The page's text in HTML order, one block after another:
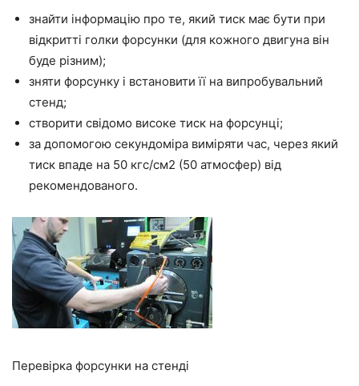
знайти інформацію про те, який тиск має бути при
відкритті голки форсунки (для кожного двигуна він
буде різним);
зняти форсунку і встановити її на випробувальний
стенд;
створити свідомо високе тиск на форсунці;
за допомогою секундоміра виміряти час, через який
тиск впаде на 50 кгс/см2 (50 атмосфер) від
рекомендованого.
Перевірка форсунки на стенді